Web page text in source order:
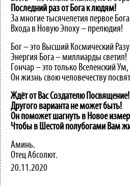
Последний разот Бога клюдям!
За многие тысячелетия первое
Входа в Новую Эпоху – прелюдия!
Бог – это Высший Космический
Энергия Бога – миллиарды светил!
Гончар – это только Вселенский Ум,
Он жизнь свою человечеству
Ждёт от Вас Создателю Посвящение!
Другого варианта не может быть!
Он поможет шагнуть в Новое
Чтобы в Шестой полубогами Вам
Аминь.
Отец Абсолют.
20.11.2020